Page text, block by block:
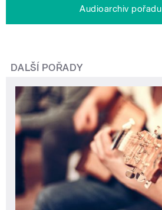
Audioarchiv pořadu
DALŠÍ POŘADY